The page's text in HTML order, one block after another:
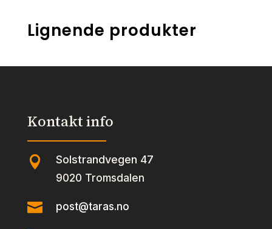
Lignende produkter
Kontakt info
 Solstrandvegen 47
9020 Tromsdalen
 post@taras.no